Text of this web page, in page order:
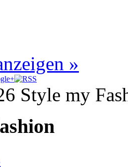
»
Style my